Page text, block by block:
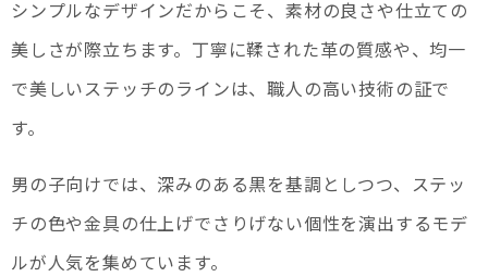
シンプルなデザインだからこそ、素材の良さや仕立ての
美しさが際立ちます。丁寧に鞣された革の質感や、均一
で美しいステッチのラインは、職人の高い技術の証で
す。
男の子向けでは、深みのある黒を基調としつつ、ステッ
チの色や金具の仕上げでさりげない個性を演出するモデ
ルが人気を集めています。